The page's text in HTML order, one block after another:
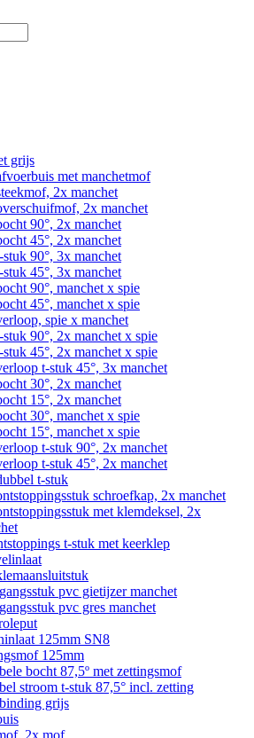
grijs
met manchetmof
2x manchet
2x manchet
90°, 2x manchet
45°, 2x manchet
90°, 3x manchet
45°, 3x manchet
90°, manchet x spie
45°, manchet x spie
spie x manchet
90°, 2x manchet x spie
45°, 2x manchet x spie
t-stuk 45°, 3x manchet
30°, 2x manchet
15°, 2x manchet
30°, manchet x spie
15°, manchet x spie
t-stuk 90°, 2x manchet
t-stuk 45°, 2x manchet
t-stuk
schroefkap, 2x manchet
met klemdeksel, 2x
t-stuk met keerklep
pvc gietijzer manchet
pvc gres manchet
125mm SN8
125mm
bocht 87,5º met zettingsmof
stroom t-stuk 87,5° incl. zetting
grijs
2x mof